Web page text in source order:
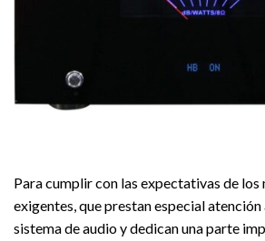
Para cumplir con las expectativas de los
exigentes, que prestan especial atención
sistema de audio y dedican una parte